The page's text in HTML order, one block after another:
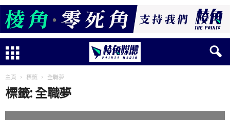
主頁 標籤 全職夢
標籤: 全職夢